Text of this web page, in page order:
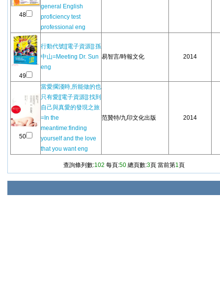
48
general English
proficiency test
professional eng
49
行動代號[[電子資源]]:孫
中山=Meeting Dr. Sun
eng
易智言/時報文化 2014
50
當愛擱淺時,所能做的也
只有愛[[電子資源]]:找到
自己與真愛的發現之旅
=In the
meantime:finding
yourself and the love
that you want eng
范贊特/九印文化出版 2014
查詢條列數:102 每頁:50 總頁數:3頁 當前第1頁